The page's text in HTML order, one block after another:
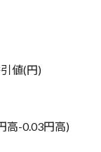
値(円)
高-0.03円高)